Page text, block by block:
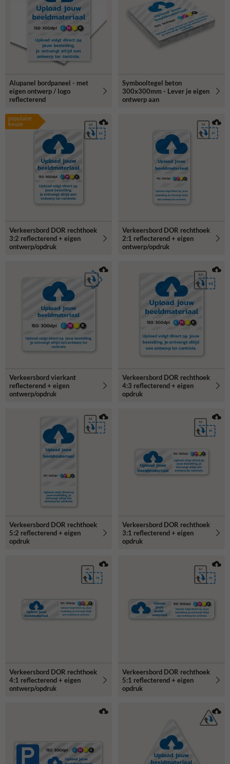
meer informatie of hulp bij het maken van de juiste keuze.
Alupanel bordpaneel - met
eigen ontwerp / logo
reflecterend
Symbooltegel beton
300x300mm - Lever je eigen
ontwerp aan
populaire
keuze
Verkeersbord DOR rechthoek
3:2 reflecterend + eigen
ontwerp/opdruk
Verkeersbord DOR rechthoek
2:1 reflecterend + eigen
ontwerp/opdruk
Verkeersbord vierkant
reflecterend + eigen
ontwerp/opdruk
Verkeersbord DOR rechthoek
4:3 reflecterend + eigen
opdruk
Verkeersbord DOR rechthoek
5:2 reflecterend + eigen
opdruk
Verkeersbord DOR rechthoek
3:1 reflecterend + eigen
opdruk
Verkeersbord DOR rechthoek
4:1 reflecterend + eigen
ontwerp/opdruk
Verkeersbord DOR rechthoek
5:1 reflecterend + eigen
opdruk